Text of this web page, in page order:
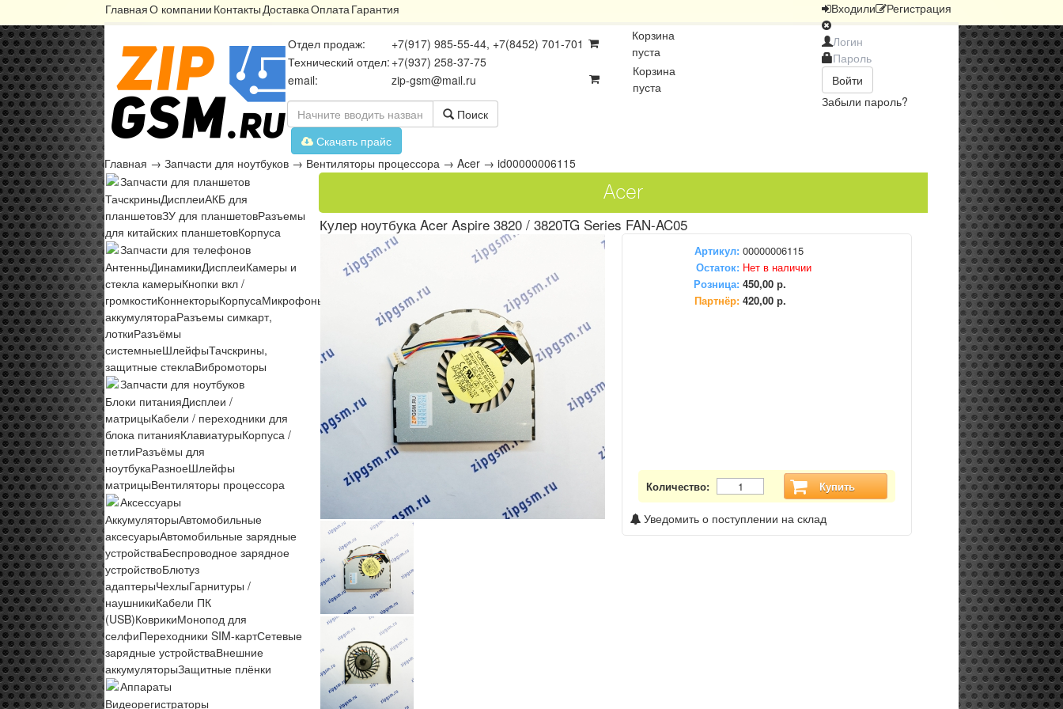
ГлавнаяО компании КонтактыДоставкаОплатаГарантия Входили Регистрация
Войти
Забыли пароль?
Отдел продаж:
+7(917) 985-55-44, +7(8452) 701-701
Технический отдел: +7(937) 258-37-75
email:
zip-gsm@mail.ru
Корзина
пуста
Корзина
пуста
Поиск
Скачать прайс
Главная → Запчасти для ноутбуков → Вентиляторы процессора → Aсer → id00000006115
Запчасти для планшетов
ТачскриныДисплеиАКБ для
планшетовЗУ для планшетовРазъемы
для китайских планшетовКорпуса
Запчасти для телефонов
АнтенныДинамикиДисплеиКамеры и
стекла камерыКнопки вкл /
громкостиКоннекторыКорпусаМикрофоны ПлатыРазъёмы
аккумулятораРазъемы симкарт,
лоткиРазъёмы
системныеШлейфыТачскрины,
защитные стеклаВибромоторы
Запчасти для ноутбуков
Блоки питанияДисплеи /
матрицыКабели / переходники для
блока питанияКлавиатурыКорпуса /
петлиРазъёмы для
ноутбукаРазноеШлейфы
матрицыВентиляторы процессора
Аксессуары
АккумуляторыАвтомобильные
аксесуарыАвтомобильные зарядные
устройстваБеспроводное зарядное
устройствоБлютуз
адаптерыЧехлыГарнитуры /
наушникиКабели ПК
(USB)КоврикиМонопод для
селфиПереходники SIM-картСетевые
зарядные устройстваВнешние
аккумуляторыЗащитные плёнки
Аппараты
Видеорегистраторы
Aсer
Кулер ноутбука Acer Aspire 3820 / 3820TG Series FAN-AC05
Артикул: 00000006115
Остаток: Нет в наличии
Розница: 450,00 р.
Партнёр: 420,00 р.
Количество: Купить
Уведомить о поступлении на склад